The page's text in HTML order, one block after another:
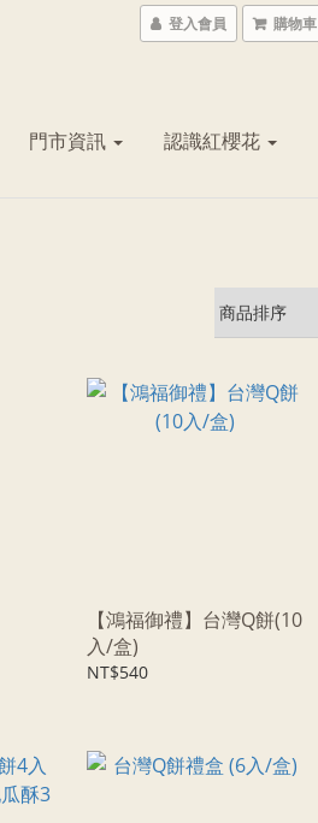
登入會員 購物車
門市資訊 認識紅櫻花
【鴻福御禮】台灣Q餅(10
入/盒)
NT$540